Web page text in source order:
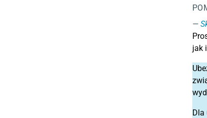
jak i
Dla